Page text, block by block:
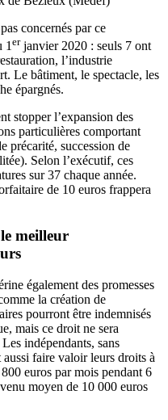
concernés par ce
1 erjanvier 2020 : seuls 7 ont
l’industrie
Le bâtiment, le spectacle, les
épargnés.
stopper l’expansion des
particulières comportant
précarité, succession de
Selon l’exécutif, ces
sur 37 chaque année.
de 10 euros frappera
meilleur
également des promesses
la création de
pourront être indemnisés
mais ce droit ne sera
indépendants, sans
faire valoir leurs droits à
euros par mois pendant 6
moyen de 10 000 euros